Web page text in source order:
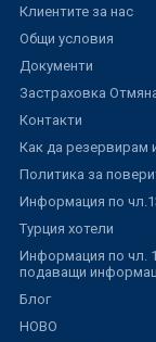
Клиентите за нас
Общи условия
Документи
Застраховка
Контакти
Как да резервирам
Политика за
Информация по
Турция хотели
Информация по чл.
подаващи
Блог
НОВО